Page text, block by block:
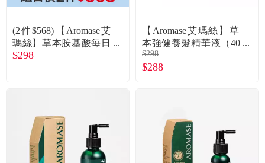
(2件$568)【Aromase艾
瑪絲】草本胺基酸每日
健康洗髮精(520ml)
$298
【Aromase艾瑪絲】草
本強健養髮精華液（40
ml）
$298
$288